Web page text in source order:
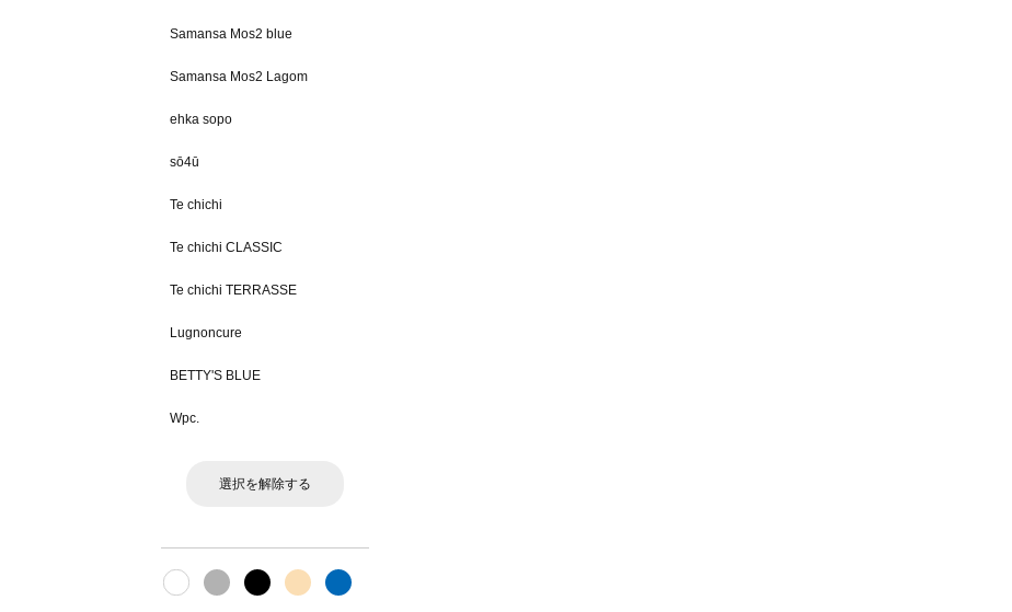
Samansa Mos2 blue
Samansa Mos2 Lagom
ehka sopo
sō4ū
Te chichi
Te chichi CLASSIC
Te chichi TERRASSE
Lugnoncure
BETTY'S BLUE
Wpc.
選択を解除する